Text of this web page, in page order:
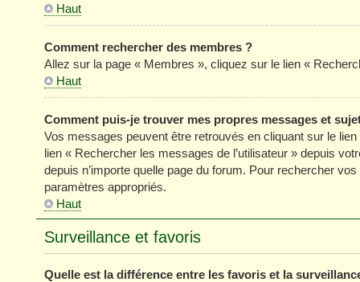
Haut
Comment rechercher des membres ?
Allez sur la page « Membres », cliquez sur le lien «
Haut
Comment puis-je trouver mes propres messages et
Vos messages peuvent être retrouvés en cliquant sur le
lien « Rechercher les messages de l’utilisateur » depuis
depuis n’importe quelle page du forum. Pour rechercher
paramètres appropriés.
Haut
Surveillance et favoris
Quelle est la différence entre les favoris et la